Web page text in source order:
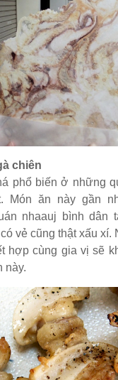
chiên
phổ biến ở những
Món ăn này gần
nhaauj bình dân
vẻ cũng thật xấu
hợp cùng gia vị sẽ
này.